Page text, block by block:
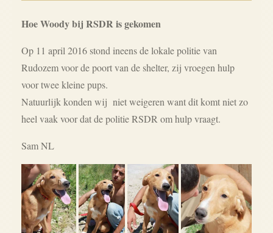
Hoe Woody bij RSDR is gekomen
Op 11 april 2016 stond ineens de lokale politie van
Rudozem voor de poort van de shelter, zij vroegen hulp
voor twee kleine pups.
Natuurlijk konden wij niet weigeren want dit komt niet zo
heel vaak voor dat de politie RSDR om hulp vraagt.
Sam NL